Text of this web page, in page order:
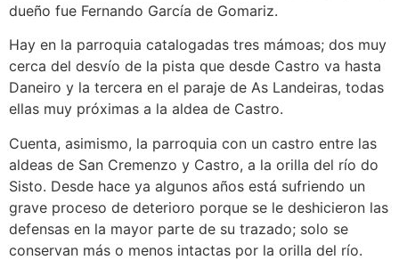
dueño fue Fernando García de Gomariz.
Hay en la parroquia catalogadas tres mámoas; dos muy
cerca del desvío de la pista que desde Castro va hasta
Daneiro y la tercera en el paraje de As Landeiras, todas
ellas muy próximas a la aldea de Castro.
Cuenta, asimismo, la parroquia con un castro entre las
aldeas de San Cremenzo y Castro, a la orilla del río do
Sisto. Desde hace ya algunos años está sufriendo un
grave proceso de deterioro porque se le deshicieron las
defensas en la mayor parte de su trazado; solo se
conservan más o menos intactas por la orilla del río.